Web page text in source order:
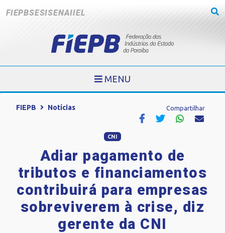
FIEPBSESISENAIIEL
MENU
FIEPB Notícias Compartilhar
CNI
Adiar pagamento de
tributos e financiamentos
contribuirá para empresas
sobreviverem à crise, diz
gerente da CNI